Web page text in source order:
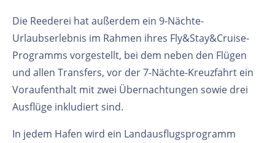
Die Reederei hat außerdem ein 9-Nächte-
Urlaubserlebnis im Rahmen ihres Fly&Stay&Cruise-
Programms vorgestellt, bei dem neben den Flügen
und allen Transfers, vor der 7-Nächte-Kreuzfahrt ein
Voraufenthalt mit zwei Übernachtungen sowie drei
Ausflüge inkludiert sind.
In jedem Hafen wird ein Landausflugsprogramm